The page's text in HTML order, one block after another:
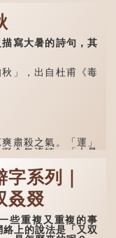
寫大暑的詩句，其
」，出自杜甫《毒
肅殺之氣。「運」
金氣流轉。「大暑
更替。
字系列｜
叒叕
重複又重複的事
絡上的說法是「又双